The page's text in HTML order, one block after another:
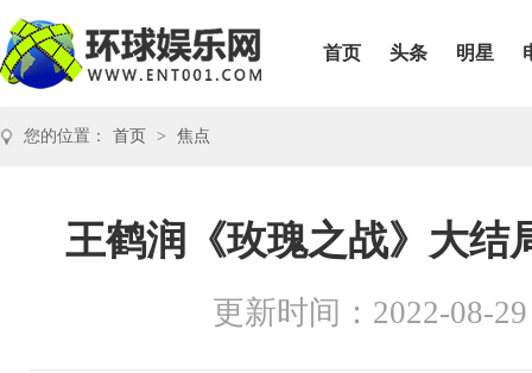
首页 头条 明星
您的位置： 首页 > 焦点
王鹤润《玫瑰之战》大结
更新时间：2022-08-29